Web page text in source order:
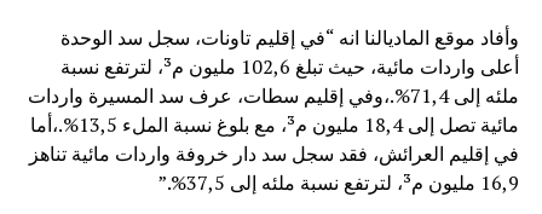
وأفاد موقع الماديالنا انه “في إقليم تاونات، سجل سد الوحدة
أعلى واردات مائية، حيث تبلغ 102,6 مليون م³، لترتفع نسبة
ملئه إلى 71,4%.،وفي إقليم سطات، عرف سد المسيرة واردات
مائية تصل إلى 18,4 مليون م³، مع بلوغ نسبة الملء 13,5%.،أما
في إقليم العرائش، فقد سجل سد دار خروفة واردات مائية تناهز
16,9 مليون م³، لترتفع نسبة ملئه إلى 37,5%.”